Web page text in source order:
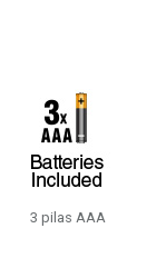
3 pilas AAA